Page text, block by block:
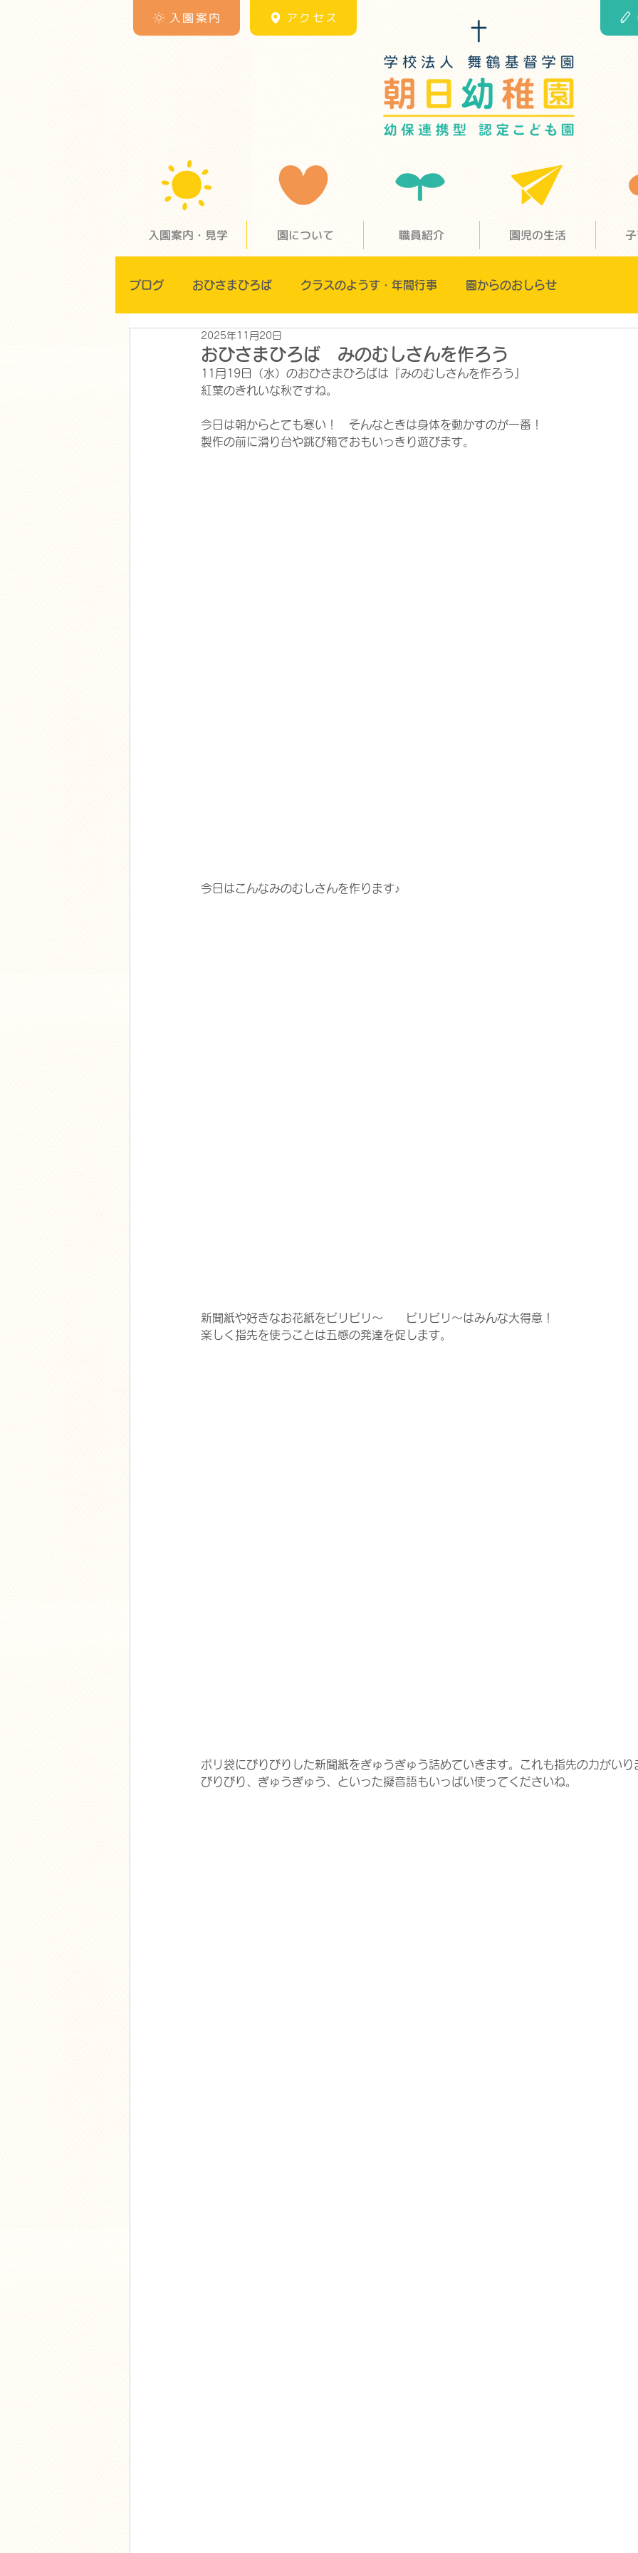
入園案内 アクセス
入園案内・見学 園について 職員紹介 園児の生活
ブログ おひさまひろば クラスのようす・年間行事 園からのおしらせ
おひさまひろば みのむしさんを作ろう
2025年11月20日
11月19日（水）のおひさまひろばは『みのむしさんを作ろう』
紅葉のきれいな秋ですね。
今日は朝からとても寒い！　そんなときは身体を動かすのが一番！
製作の前に滑り台や跳び箱でおもいっきり遊びます。
今日はこんなみのむしさんを作ります♪
新聞紙や好きなお花紙をビリビリ～　　ビリビリ～はみんな大得意！
楽しく指先を使うことは五感の発達を促します。
ポリ袋にびりびりした新聞紙をぎゅうぎゅう詰めていきます。これも指先の力がいり
びりびり、ぎゅうぎゅう、といった擬音語もいっぱい使ってくださいね。